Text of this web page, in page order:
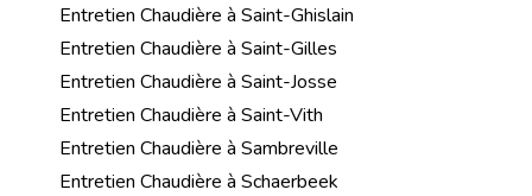
Entretien Chaudière à Saint-Ghislain
Entretien Chaudière à Saint-Gilles
Entretien Chaudière à Saint-Josse
Entretien Chaudière à Saint-Vith
Entretien Chaudière à Sambreville
Entretien Chaudière à Schaerbeek